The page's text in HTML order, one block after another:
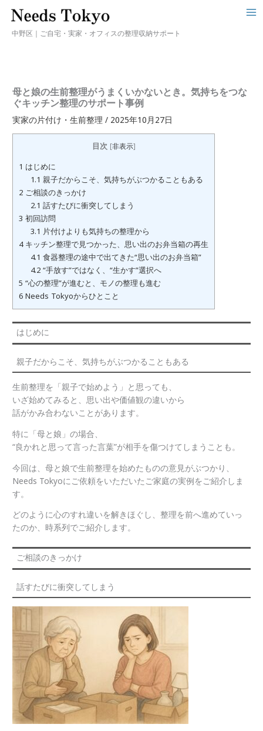
中野区｜ご自宅・実家・オフィスの整理収納サポート
母と娘の生前整理がうまくいかないとき。気持ちをつな
ぐキッチン整理のサポート事例
実家の片付け・生前整理/ 2025年10月27日
目次 [非表示]
1 はじめに
1.1 親子だからこそ、気持ちがぶつかることもある
2 ご相談のきっかけ
2.1 話すたびに衝突してしまう
3 初回訪問
3.1 片付けよりも気持ちの整理から
4キッチン整理で見つかった、思い出のお弁当箱の再生
4.1 食器整理の途中で出てきた“思い出のお弁当箱”
4.2“手放す”ではなく、“生かす”選択へ
5 “心の整理”が進むと、モノの整理も進む
6 Needs Tokyoからひとこと
はじめに
親子だからこそ、気持ちがぶつかることもある
生前整理を「親子で始めよう」と思っても、
いざ始めてみると、思い出や価値観の違いから
話がかみ合わないことがあります。
特に「母と娘」の場合、
“良かれと思って言った言葉”が相手を傷つけてしまうことも。
今回は、母と娘で生前整理を始めたものの意見がぶつかり、
Needs Tokyoにご依頼をいただいたご家庭の実例をご紹介しま
す。
どのように心のすれ違いを解きほぐし、整理を前へ進めていっ
たのか、時系列でご紹介します。
ご相談のきっかけ
話すたびに衝突してしまう